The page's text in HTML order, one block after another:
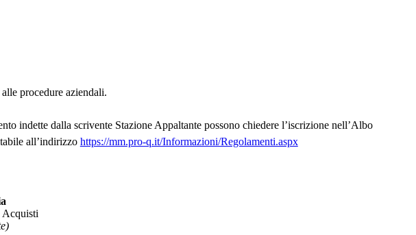
procedure aziendali.
indette dalla scrivente Stazione Appaltante possono chiedere l’iscrizione nell’Albo
all’indirizzo https://mm.pro-q.it/Informazioni/Regolamenti.aspx
Acquisti